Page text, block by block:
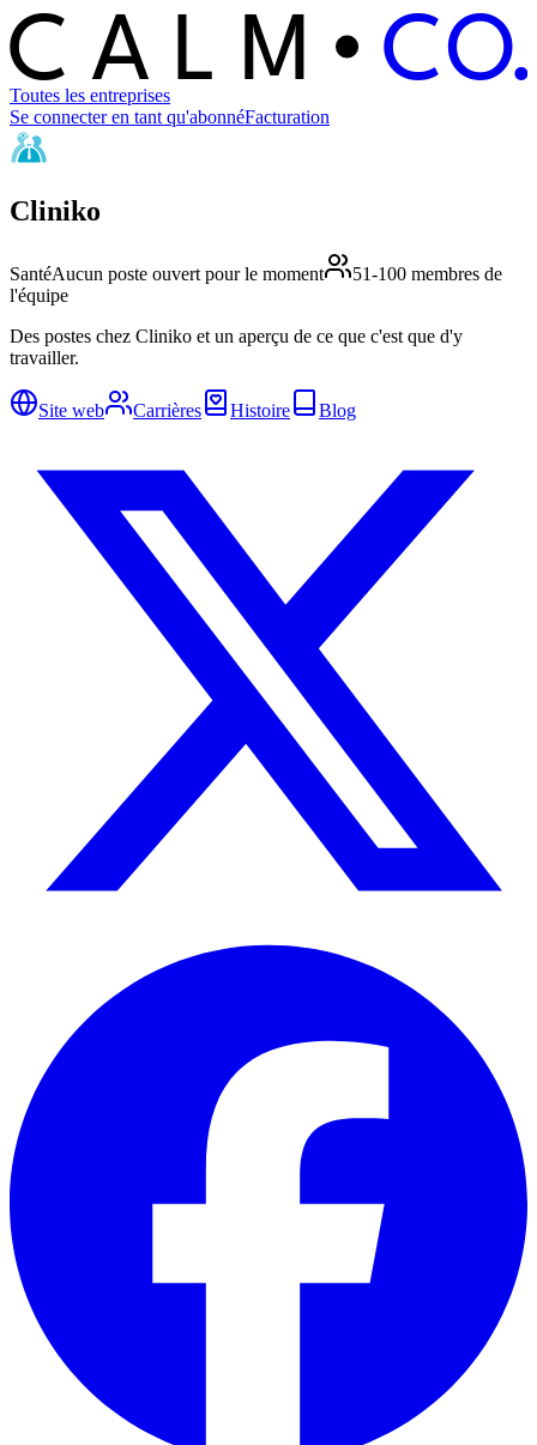
C ALM C O.
Toutes les entreprises
Se connecter en tant qu'abonnéFacturation
Cliniko
SantéAucun poste ouvert pour le moment
51-100 membres de
l'équipe
Des postes chez Cliniko et un aperçu de ce que c'est que d'y
travailler.
Site web Carrières Histoire Blog